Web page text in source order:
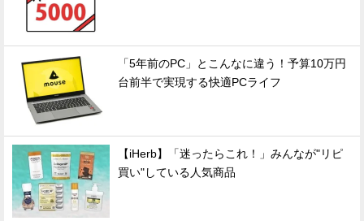
「5年前のPC」とこんなに違う！予算10万円
台前半で実現する快適PCライフ
【iHerb】「迷ったらこれ！」みんなが"リピ
買い"している人気商品